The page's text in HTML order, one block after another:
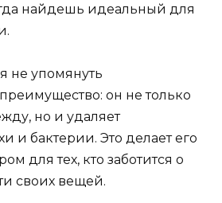
найдешь идеальный для
не упомянуть
он не только
но и удаляет
и бактерии. Это делает его
для тех, кто заботится о
своих вещей.